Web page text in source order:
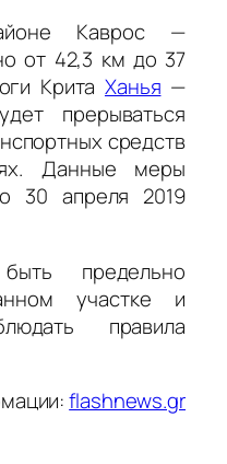
Каврос —
от 42,3 км до 37
Крита Ханья —
прерываться
средств
Данные меры
30 апреля 2019
предельно
участке и
правила
flashnews.gr